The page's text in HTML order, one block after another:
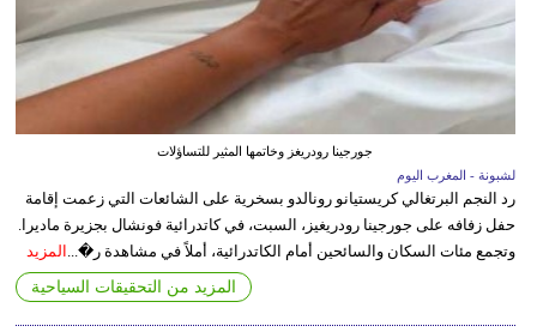
جورجينا رودريغز وخاتمها المثير للتساؤلات
لشبونة - المغرب اليوم
رد النجم البرتغالي كريستيانو رونالدو بسخرية على الشائعات التي زعمت إقامة
حفل زفافه على جورجينا رودريغيز، السبت، في كاتدرائية فونشال بجزيرة ماديرا.
وتجمع مئات السكان والسائحين أمام الكاتدرائية، أملاً في مشاهدة ر�...
المزيد
المزيد من التحقيقات السياحية